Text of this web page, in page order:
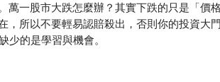
萬一股市大跌怎麼辦？其實下跌的只是「價
，所以不要輕易認賠殺出，否則你的投資大
少的是學習與機會。